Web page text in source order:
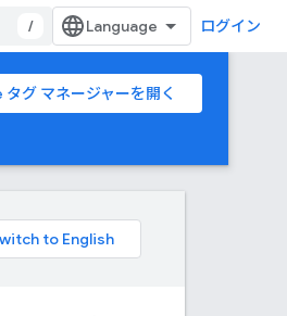
/ ログイン
グ マネージャーを開く